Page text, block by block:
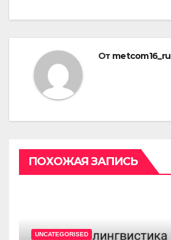
От metcom16_ru
ПОХОЖАЯ ЗАПИСЬ
UNCATEGORISED